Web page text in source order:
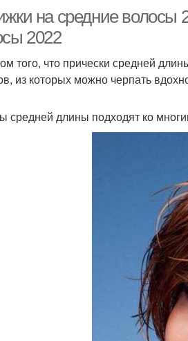
на средние волосы
2022
того, что прически средней
из которых можно черпать
средней длины подходят ко